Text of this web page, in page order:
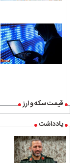
قیمت سکه و ارز
یادداشت